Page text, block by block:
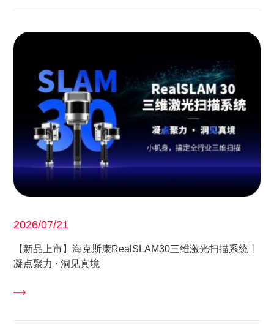
2026/07/21
【新品上市】海克斯康RealSLAM30三维激光扫描系统丨
凝点聚力 · 洞见真境